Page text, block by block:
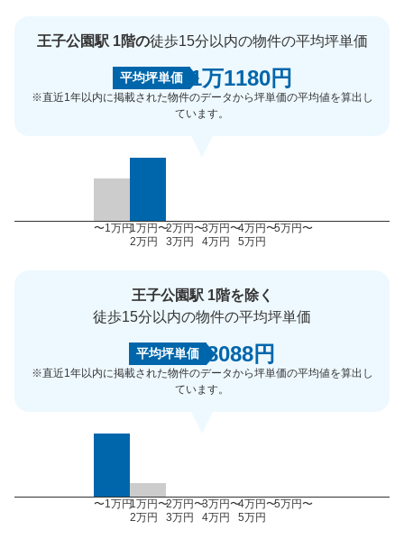
王子公園駅 1階の徒歩15分以内の物件の平均坪単価
平均坪単価 1万1180円
※直近1年以内に掲載された物件のデータから坪単価の平均値を算出し
ています。
〜1万円1万円〜
2万円
2万円〜
3万円
3万円〜
4万円
4万円〜
5万円
5万円〜
王子公園駅 1階を除く
徒歩15分以内の物件の平均坪単価
平均坪単価 8088円
※直近1年以内に掲載された物件のデータから坪単価の平均値を算出し
ています。
〜1万円1万円〜
2万円
2万円〜
3万円
3万円〜
4万円
4万円〜
5万円
5万円〜